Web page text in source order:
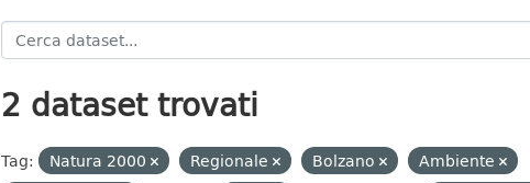
2 dataset trovati
Tag: Natura 2000 Regionale Bolzano
Ambiente